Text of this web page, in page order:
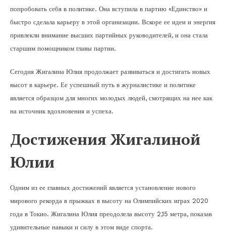
попробовать себя в политике. Она вступила в партию «Единство» и
быстро сделала карьеру в этой организации. Вскоре ее идеи и энергия
привлекли внимание высших партийных руководителей, и она стала
старшим помощником главы партии.
Сегодня Жигалина Юлия продолжает развиваться и достигать новых
высот в карьере. Ее успешный путь в журналистике и политике
является образцом для многих молодых людей, смотрящих на нее как
на источник вдохновения и успеха.
Достижения Жигалиной
Юлии
Одним из ее главных достижений является установление нового
мирового рекорда в прыжках в высоту на Олимпийских играх 2020
года в Токио. Жигалина Юлия преодолела высоту 2,15 метра, показав
удивительные навыки и силу в этом виде спорта.